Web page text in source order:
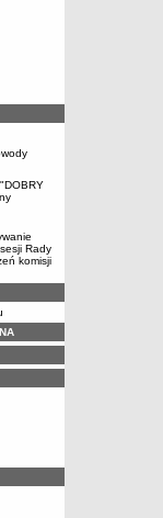
Rady
komisji